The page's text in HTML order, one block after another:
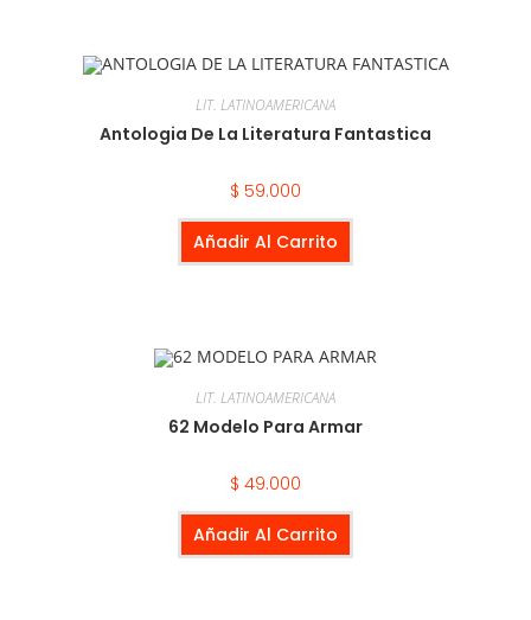
LIT. LATINOAMERICANA
Antologia De La Literatura Fantastica
$ 59.000
Añadir Al Carrito
LIT. LATINOAMERICANA
62 Modelo Para Armar
$ 49.000
Añadir Al Carrito